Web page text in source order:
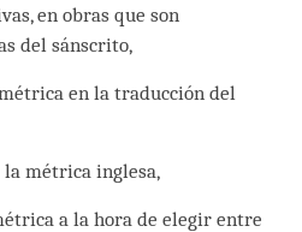
en obras que son
del sánscrito,
en la traducción del
métrica inglesa,
a la hora de elegir entre